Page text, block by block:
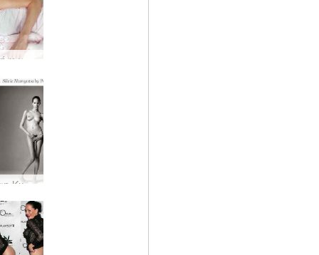
Νέα Πρώτη Κυρία της Γαλλίας